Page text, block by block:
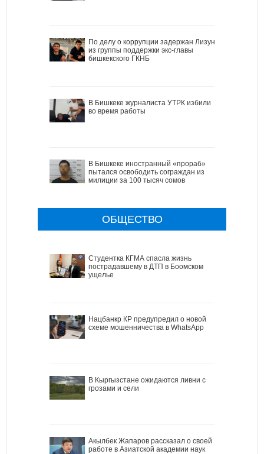
По делу о коррупции задержан Лизун
из группы поддержки экс-главы
бишкекского ГКНБ
В Бишкеке журналиста УТРК избили
во время работы
В Бишкеке иностранный «прораб»
пытался освободить сограждан из
милиции за 100 тысяч сомов
ОБЩЕСТВО
Студентка КГМА спасла жизнь
пострадавшему в ДТП в Боомском
ущелье
Нацбанкр КР предупредил о новой
схеме мошенничества в WhatsApp
В Кыргызстане ожидаются ливни с
грозами и сели
Акылбек Жапаров рассказал о своей
работе в Азиатской академии наук